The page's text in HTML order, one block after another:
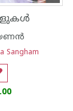
Sangham